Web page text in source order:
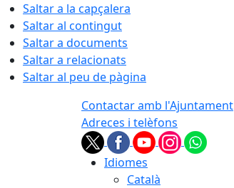
Saltar a la capçalera
Saltar al contingut
Saltar a documents
Saltar a relacionats
Saltar al peu de pàgina
Contactar amb l'Ajuntament
Adreces i telèfons
Idiomes
Català